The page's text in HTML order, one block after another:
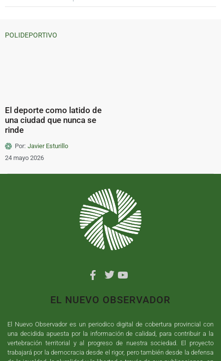
POLIDEPORTIVO
El deporte como latido de
una ciudad que nunca se
rinde
Por: Javier Esturillo
24 mayo 2026
EL NUEVO OBSERVADOR
El Nuevo Observador es un periodico digital de cobertura provincial con
una decidida apuesta por la información de calidad, para contribuir a la
vertebración territorial y al progreso de nuestra sociedad. El proyecto
trabajará por la democracia desde el rigor, pero también desde la defensa